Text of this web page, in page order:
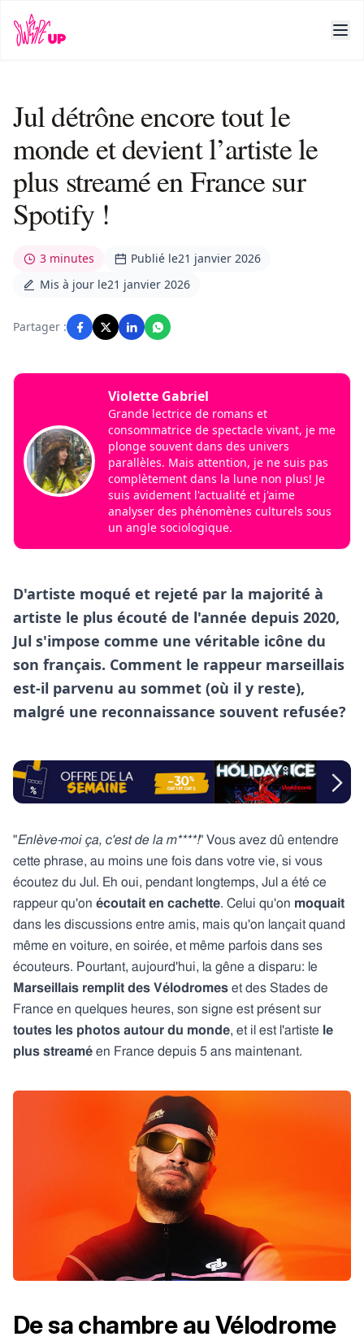
Jul détrône encore tout le
monde et devient l’artiste le
plus streamé en France sur
Spotify !
3 minutes Publié le21 janvier 2026
Mis à jour le21 janvier 2026
Partager :
Violette Gabriel
Grande lectrice de romans et
consommatrice de spectacle vivant, je me
plonge souvent dans des univers
parallèles. Mais attention, je ne suis pas
complètement dans la lune non plus! Je
suis avidement l'actualité et j'aime
analyser des phénomènes culturels sous
un angle sociologique.
D'artiste moqué et rejeté par la majorité à
artiste le plus écouté de l'année depuis 2020,
Jul s'impose comme une véritable icône du
son français. Comment le rappeur marseillais
est-il parvenu au sommet (où il y reste),
malgré une reconnaissance souvent refusée?
"Enlève-moi ça, c'est de la m****!" Vous avez dû entendre
cette phrase, au moins une fois dans votre vie, si vous
écoutez du Jul. Eh oui, pendant longtemps, Jul a été ce
rappeur qu'on écoutait en cachette. Celui qu'on moquait
dans les discussions entre amis, mais qu'on lançait quand
même en voiture, en soirée, et même parfois dans ses
écouteurs. Pourtant, aujourd'hui, la gêne a disparu: le
Marseillais remplit des Vélodromes et des Stades de
France en quelques heures, son signe est présent sur
toutes les photos autour du monde, et il est l'artiste le
plus streamé en France depuis 5 ans maintenant.
De sa chambre au Vélodrome